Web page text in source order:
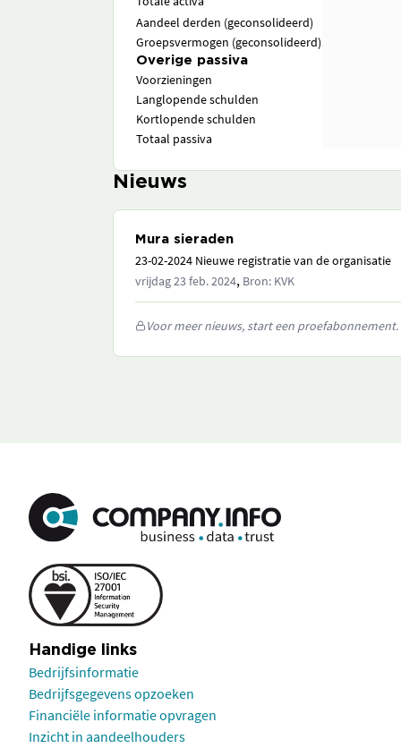
Aandeel derden (geconsolideerd)
Groepsvermogen (geconsolideerd)
Overige passiva
Voorzieningen
Langlopende schulden
Kortlopende schulden
Totaal passiva
Nieuws
Mura sieraden
23-02-2024 Nieuwe registratie van de organisatie
vrijdag 23 feb. 2024, Bron: KVK
Voor meer nieuws, start een proefabonnement.
Handige links
Bedrijfsinformatie
Bedrijfsgegevens opzoeken
Financiële informatie opvragen
Inzicht in aandeelhouders